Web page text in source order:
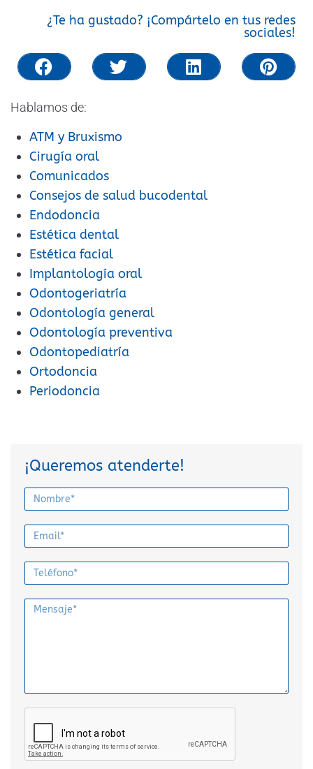
¿Te ha gustado? ¡Compártelo en tus redes
sociales!
Hablamos de:
ATM y Bruxismo
Cirugía oral
Comunicados
Consejos de salud bucodental
Endodoncia
Estética dental
Estética facial
Implantología oral
Odontogeriatría
Odontología general
Odontología preventiva
Odontopediatría
Ortodoncia
Periodoncia
¡Queremos atenderte!